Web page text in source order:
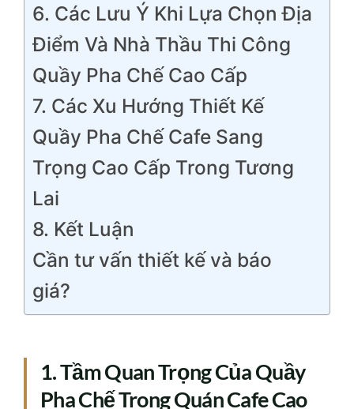
6. Các Lưu Ý Khi Lựa Chọn Địa
Điểm Và Nhà Thầu Thi Công
Quầy Pha Chế Cao Cấp
7. Các Xu Hướng Thiết Kế
Quầy Pha Chế Cafe Sang
Trọng Cao Cấp Trong Tương
Lai
8. Kết Luận
Cần tư vấn thiết kế và báo
giá?
1. Tầm Quan Trọng Của Quầy
Pha Chế Trong Quán Cafe Cao